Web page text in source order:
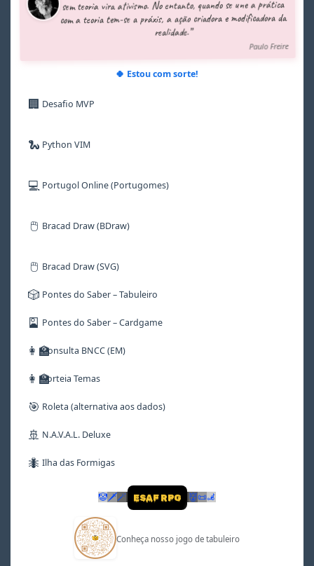
7
8
7
8
9
7
8
9
7
8
9
7
8
7
8
sem teoria vira ativismo. No entanto, quando se une a prática
com a teoria tem-se a práxis, a ação criadora e modificadora da
realidade.”
Paulo Freire
🍀 Estou com sorte!
🏢 Desafio MVP
🐍 Python VIM
💻 Portugol Online (Portugomes)
🖱️ Bracad Draw (BDraw)
🖱️ Bracad Draw (SVG)
🎲 Pontes do Saber – Tabuleiro
🎴 Pontes do Saber – Cardgame
👩‍🏫Consulta BNCC (EM)
👩‍🏫Sorteia Temas
🎯 Roleta (alternativa aos dados)
🚢 N.A.V.A.L. Deluxe
🐜 Ilha das Formigas
🤡 🗡🪄 ESAF RPG 👹📜🦼
Conheça nosso jogo de tabuleiro